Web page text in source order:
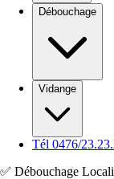
Débouchage
Vidange
Tél 0476/
✅ Débouchage